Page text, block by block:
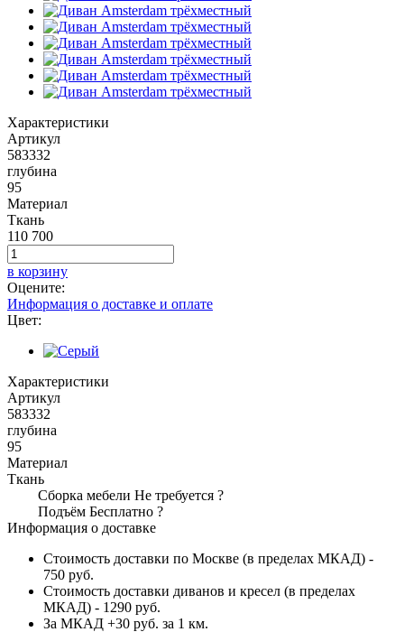
Характеристики
Артикул
583332
глубина
95
Материал
Ткань
110 700
в корзину
Оцените:
Информация о доставке и оплате
Цвет:
Характеристики
Артикул
583332
глубина
95
Материал
Ткань
Сборка мебели Не требуется ?
Подъём Бесплатно ?
Информация о доставке
Стоимость доставки по Москве (в пределах МКАД) -
750 руб.
Стоимость доставки диванов и кресел (в пределах
МКАД) - 1290 руб.
За МКАД +30 руб. за 1 км.